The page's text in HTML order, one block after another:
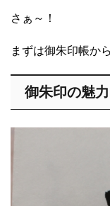
さぁ～！
まずは御朱印帳か
御朱印の魅